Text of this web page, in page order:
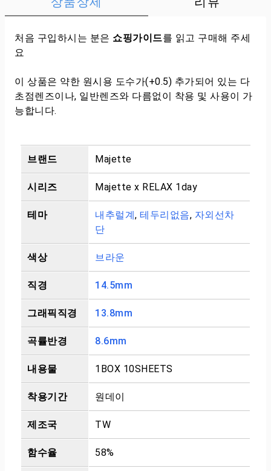
처음 구입하시는 분은 쇼핑가이드를 읽고 구매해 주세
요
이 상품은 약한 원시용 도수가(+0.5) 추가되어 있는 다
초점렌즈이나, 일반렌즈와 다름없이 착용 및 사용이 가
능합니다.
브랜드 Majette
시리즈 Majette x RELAX 1day
테마 내추럴계, 테두리없음, 자외선차
단
색상 브라운
직경 14.5mm
그래픽직경 13.8mm
곡률반경 8.6mm
내용물 1BOX 10SHEETS
착용기간 원데이
제조국 TW
함수율 58%